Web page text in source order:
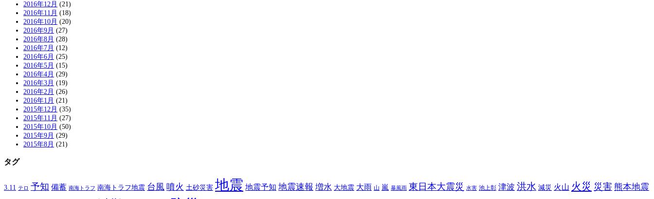
2016年12月 (21)
2016年11月 (18)
2016年10月 (20)
2016年9月 (27)
2016年8月 (28)
2016年7月 (12)
2016年6月 (25)
2016年5月 (15)
2016年4月 (29)
2016年3月 (19)
2016年2月 (26)
2016年1月 (21)
2015年12月 (35)
2015年11月 (27)
2015年10月 (50)
2015年9月 (29)
2015年8月 (21)
タグ
3.11 テロ 予知 備蓄 南海トラフ 南海トラフ地震 台風 噴火 土砂災害 地震 地震予知 地震速報 増水 大地震 大雨 山 嵐 暴風雨 東日本大震災 水害 池上彰 津波 洪水 減災 火山 火災 災害 熊本地震